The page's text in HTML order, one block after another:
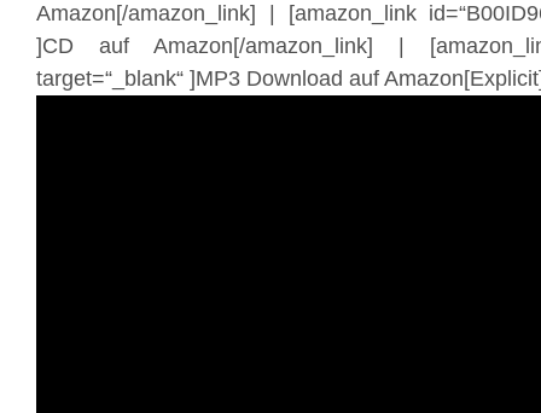
Amazon[/amazon_link] | [amazon_link
]CD auf Amazon[/amazon_link] |
target=“_blank“ ]MP3 Download auf